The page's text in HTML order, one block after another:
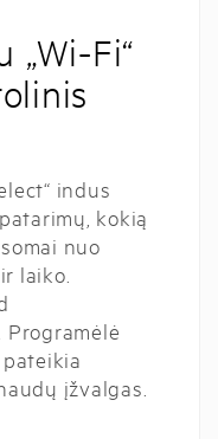
„Wi-Fi“
indus
kokią
nuo
laiko.
įžvalgas.